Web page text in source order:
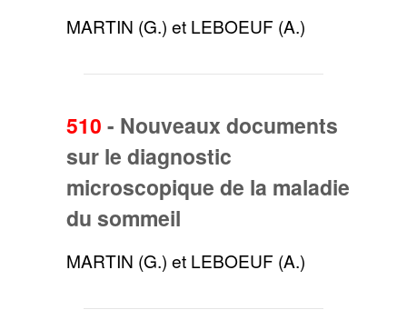
MARTIN (G.) et LEBOEUF (A.)
510 - Nouveaux documents
sur le diagnostic
microscopique de la maladie
du sommeil
MARTIN (G.) et LEBOEUF (A.)